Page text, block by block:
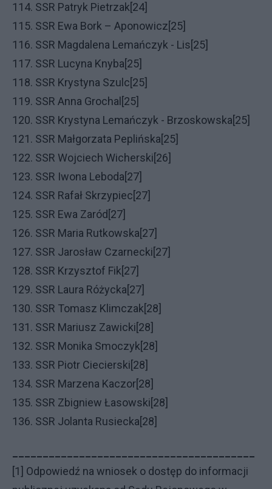
114. SSR Patryk Pietrzak[24]
115. SSR Ewa Bork – Aponowicz[25]
116. SSR Magdalena Lemańczyk - Lis[25]
117. SSR Lucyna Knyba[25]
118. SSR Krystyna Szulc[25]
119. SSR Anna Grochal[25]
120. SSR Krystyna Lemańczyk - Brzoskowska[25]
121. SSR Małgorzata Peplińska[25]
122. SSR Wojciech Wicherski[26]
123. SSR Iwona Leboda[27]
124. SSR Rafał Skrzypiec[27]
125. SSR Ewa Zaród[27]
126. SSR Maria Rutkowska[27]
127. SSR Jarosław Czarnecki[27]
128. SSR Krzysztof Fik[27]
129. SSR Laura Różycka[27]
130. SSR Tomasz Klimczak[28]
131. SSR Mariusz Zawicki[28]
132. SSR Monika Smoczyk[28]
133. SSR Piotr Ciecierski[28]
134. SSR Marzena Kaczor[28]
135. SSR Zbigniew Łasowski[28]
136. SSR Jolanta Rusiecka[28]
[1] Odpowiedź na wniosek o dostęp do informacji